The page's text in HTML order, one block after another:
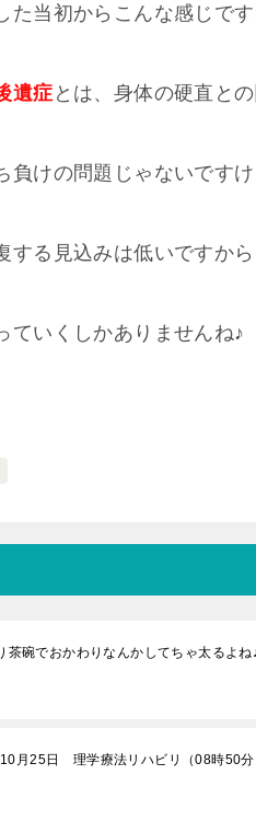
た当初からこんな感じです
遺症とは、身体の硬直と
負けの問題じゃないです
する見込みは低いですから
ていくしかありませんね♪
茶碗でおかわりなんかしてちゃ太るよね
月25日 理学療法リハビリ（08時50分